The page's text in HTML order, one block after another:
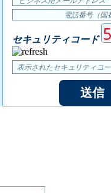
セキュリティコード
送信